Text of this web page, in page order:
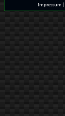
Impressum